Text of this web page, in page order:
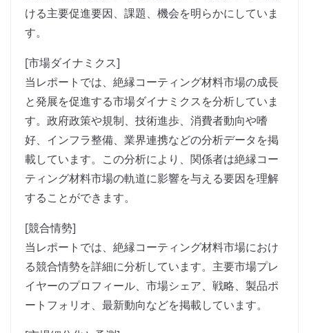
ける主要促進要因、課題、機会を明らかにしていま
す。
[市場ダイナミクス]
当レポートでは、絶縁コーティング材料市場の成長
と発展を促進する市場ダイナミクスを分析していま
す。政府政策や規制、技術進歩、消費者動向や嗜
好、インフラ整備、業界連携などの分析データを掲
載しています。この分析により、関係者は絶縁コー
ティング材料市場の軌道に影響を与える要因を理解
することができます。
[競合情勢]
当レポートでは、絶縁コーティング材料市場におけ
る競合情勢を詳細に分析しています。主要市場プレ
イヤーのプロフィール、市場シェア、戦略、製品ポ
ートフォリオ、最新動向などを掲載しています。